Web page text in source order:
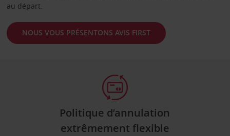
au départ.
NOUS VOUS PRÉSENTONS AVIS FIRST
Politique d’annulation
extrêmement flexible